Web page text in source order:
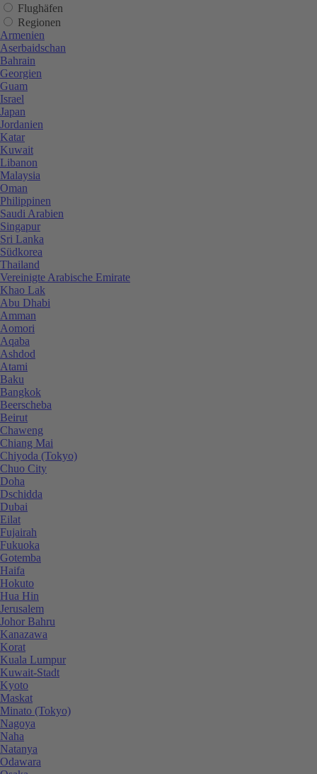
Flughäfen
Regionen
Armenien
Aserbaidschan
Bahrain
Georgien
Guam
Israel
Japan
Jordanien
Katar
Kuwait
Libanon
Malaysia
Oman
Philippinen
Saudi Arabien
Singapur
Sri Lanka
Südkorea
Thailand
Vereinigte Arabische Emirate
Khao Lak
Abu Dhabi
Amman
Aomori
Aqaba
Ashdod
Atami
Baku
Bangkok
Beerscheba
Beirut
Chaweng
Chiang Mai
Chiyoda (Tokyo)
Chuo City
Doha
Dschidda
Dubai
Eilat
Fujairah
Fukuoka
Gotemba
Haifa
Hokuto
Hua Hin
Jerusalem
Johor Bahru
Kanazawa
Korat
Kuala Lumpur
Kuwait-Stadt
Kyoto
Maskat
Minato (Tokyo)
Nagoya
Naha
Natanya
Odawara